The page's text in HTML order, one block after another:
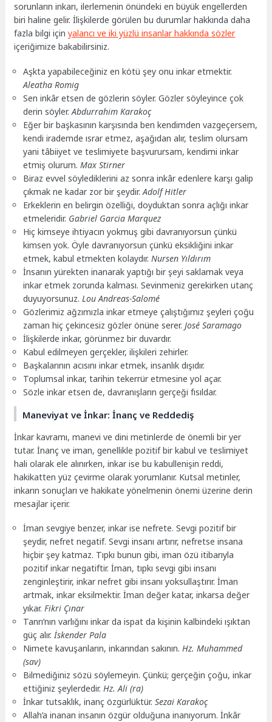
sorunların inkarı, ilerlemenin önündeki en büyük engellerden
biri haline gelir. İlişkilerde görülen bu durumlar hakkında daha
fazla bilgi içinyalancı ve iki yüzlü insanlar hakkında sözler
içeriğimize bakabilirsiniz.
Aşkta yapabileceğiniz en kötü şey onu inkar etmektir.
Aleatha Romig
Sen inkâr etsen de gözlerin söyler. Gözler söyleyince çok
derin söyler.Abdurrahim Karakoç
Eğer bir başkasının karşısında ben kendimden vazgeçersem,
kendi irademde ısrar etmez, aşağıdan alır, teslim olursam
yani tâbiiyet ve teslimiyete başvurursam, kendimi inkar
etmiş olurum. Max Stirner
Biraz evvel söylediklerini az sonra inkâr edenlere karşı galip
çıkmak ne kadar zor bir şeydir.Adolf Hitler
Erkeklerin en belirgin özelliği, doyduktan sonra açlığı inkar
etmeleridir. Gabriel Garcia Marquez
Hiç kimseye ihtiyacın yokmuş gibi davranıyorsun çünkü
kimsen yok. Öyle davranıyorsun çünkü eksikliğini inkar
etmek, kabul etmekten kolaydır. Nursen Yıldırım
İnsanın yürekten inanarak yaptığı bir şeyi saklamak veya
inkar etmek zorunda kalması. Sevinmeniz gerekirken utanç
duyuyorsunuz. Lou Andreas-Salomé
Gözlerimiz ağzımızla inkar etmeye çalıştığımız şeyleri çoğu
zaman hiç çekincesiz gözler önüne serer. José Saramago
İlişkilerde inkar, görünmez bir duvardır.
Kabul edilmeyen gerçekler, ilişkileri zehirler.
Başkalarının acısını inkar etmek, insanlık dışıdır.
Toplumsal inkar, tarihin tekerrür etmesine yol açar.
Sözle inkar etsen de, davranışların gerçeği fısıldar.
Maneviyat ve İnkar: İnanç ve Reddediş
İnkar kavramı, manevi ve dini metinlerde de önemli bir yer
tutar. İnanç ve iman, genellikle pozitif bir kabul ve teslimiyet
hali olarak ele alınırken, inkar ise bu kabullenişin reddi,
hakikatten yüz çevirme olarak yorumlanır. Kutsal metinler,
inkarın sonuçları ve hakikate yönelmenin önemi üzerine derin
mesajlar içerir.
İman sevgiye benzer, inkar ise nefrete. Sevgi pozitif bir
şeydir, nefret negatif. Sevgi insanı artırır, nefretse insana
hiçbir şey katmaz. Tıpkı bunun gibi, iman özü itibarıyla
pozitif inkar negatiftir. İman, tıpkı sevgi gibi insanı
zenginleştirir, inkar nefret gibi insanı yoksullaştırır. İman
artmak, inkar eksilmektir. İman değer katar, inkarsa değer
yıkar.Fikri Çınar
Tanrı’nın varlığını inkar da ispat da kişinin kalbindeki ışıktan
güç alır.İskender Pala
Nimete kavuşanların, inkarından sakının.Hz. Muhammed
(sav)
Bilmediğiniz sözü söylemeyin. Çünkü; gerçeğin çoğu, inkar
ettiğiniz şeylerdedir.Hz. Ali (ra)
İnkar tutsaklık, inanç özgürlüktür.Sezai Karakoç
Allah’a inanan insanın özgür olduğuna inanıyorum. İnkâr